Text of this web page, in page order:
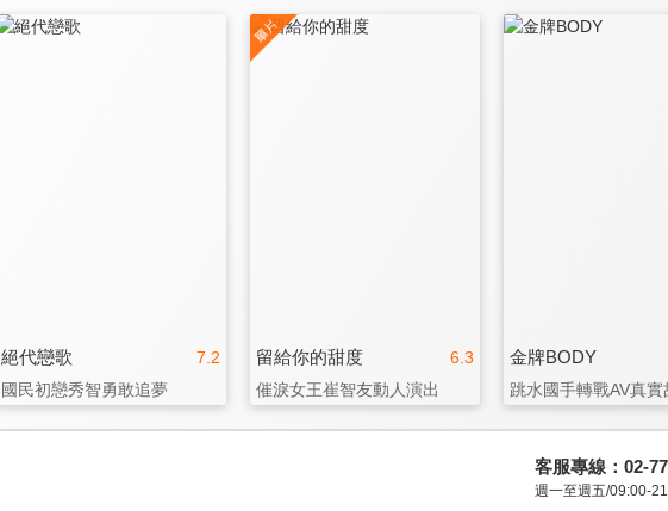
7.2
絕代戀歌
國民初戀秀智勇敢追夢
6.3
留給你的甜度
催淚女王崔智友動人演出
金牌BODY
跳水國手轉戰AV真實
客服專線：02-
週一至週五/09:00-